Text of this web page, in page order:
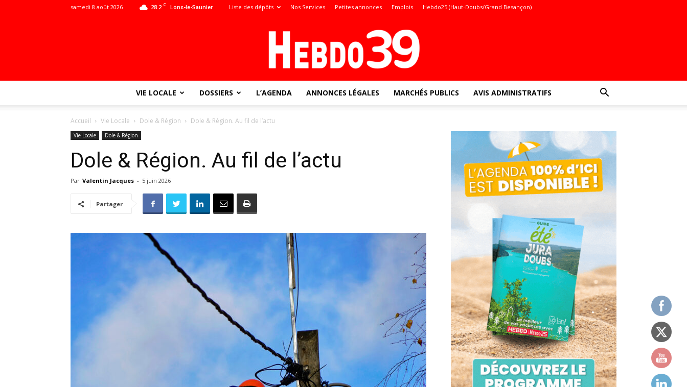
28.2 C Lons-le-Saunier
samedi 8 août 2026 Liste des dépôts Nos Services Petites annonces Emplois Hebdo25 (Haut-Doubs/Grand Besançon)
VIE LOCALE DOSSIERS L’AGENDA ANNONCES LÉGALES MARCHÉS PUBLICS AVIS ADMINISTRATIFS
Accueil Vie Locale Dole & Région Dole & Région. Au fil de l’actu
Vie Locale Dole & Région
Dole & Région. Au fil de l’actu
Par Valentin Jacques - 5 juin 2026
Partager